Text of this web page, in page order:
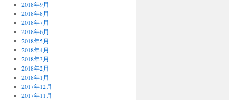
2018年9月
2018年8月
2018年7月
2018年6月
2018年5月
2018年4月
2018年3月
2018年2月
2018年1月
2017年12月
2017年11月